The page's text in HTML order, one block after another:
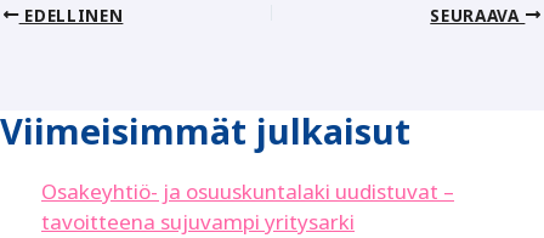
EDELLINEN SEURAAVA
Viimeisimmät julkaisut
Osakeyhtiö- ja osuuskuntalaki uudistuvat –
tavoitteena sujuvampi yritysarki